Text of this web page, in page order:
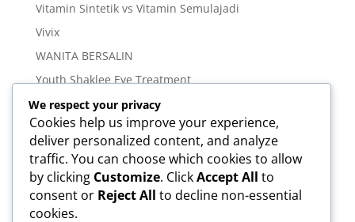
Vitamin Sintetik vs Vitamin Semulajadi
Vivix
WANITA BERSALIN
Youth Shaklee Eye Treatment
YOUTH SKIN CARE SERIES
Meta
Log in
Entries feed
Comments feed
We respect your privacy
Cookies help us improve your experience,
deliver personalized content, and analyze
traffic. You can choose which cookies to allow
by clicking Customize. ClickAccept All to
consent or Reject All to decline non-essential
cookies.